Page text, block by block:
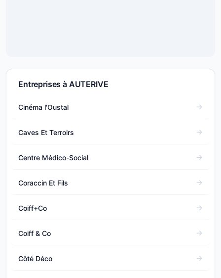
Entreprises à AUTERIVE
Cinéma l'Oustal
Caves Et Terroirs
Centre Médico-Social
Coraccin Et Fils
Coiff+Co
Coiff & Co
Côté Déco